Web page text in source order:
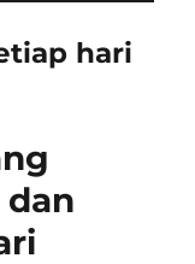
hari
dan